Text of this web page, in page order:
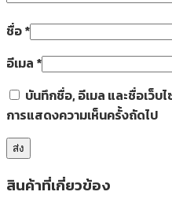
ชื่อ*
อีเมล *
บันทึกชื่อ, อีเมล และชื่อเว็บ
การแสดงความเห็นครั้งถัดไป
สินค้าที่เกี่ยวข้อง